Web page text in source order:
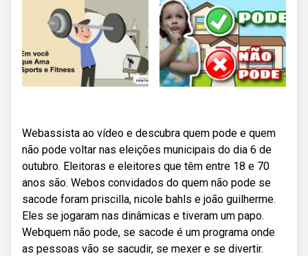
Webassista ao vídeo e descubra quem pode e quem
não pode voltar nas eleições municipais do dia 6 de
outubro. Eleitoras e eleitores que têm entre 18 e 70
anos são. Webos convidados do quem não pode se
sacode foram priscilla, nicole bahls e joão guilherme.
Eles se jogaram nas dinâmicas e tiveram um papo.
Webquem não pode, se sacode é um programa onde
as pessoas vão se sacudir, se mexer e se divertir.